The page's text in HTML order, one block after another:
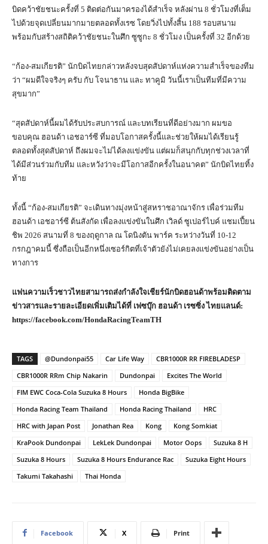
บิดคว้าชัยชนะครั้งที่ 5 ติดต่อกันมาครองได้สำเร็จ หลังผ่าน 8 ชั่วโมงที่เต็ม
ไปด้วยจุดเปลี่ยนมากมายตลอดทั้งเรซ โดยวิ่งไปทั้งสิ้น 188 รอบสนาม
พร้อมกับสร้างสถิติคว้าชัยชนะในศึก ซูซูกะ 8 ชั่วโมง เป็นครั้งที่ 32 อีกด้วย
“ก้อง-สมเกียรติ” นักบิดไทยกล่าวหลังจบสุดสัปดาห์แห่งความสำเร็จของทีม
ว่า “ผมดีใจจริงๆ ครับ กับ โจนาธาน และ ทาคูมิ วันนี้เราเป็นทีมที่มีความ
สุขมาก”
“สุดสัปดาห์นี้ผมได้รับประสบการณ์ และบทเรียนที่ดีอย่างมาก ผมขอ
ขอบคุณ ฮอนด้า เอชอาร์ซี ที่มอบโอกาสครั้งนี้และช่วยให้ผมได้เรียนรู้
ตลอดทั้งสุดสัปดาห์ ถึงผมจะไม่ได้ลงแข่งขัน แต่ผมก็สนุกกับทุกช่วงเวลาที่
ได้มีส่วนร่วมกับทีม และหวังว่าจะมีโอกาสอีกครั้งในอนาคต” นักบิดไทยทิ้ง
ท้าย
ทั้งนี้ “ก้อง-สมเกียรติ” จะเดินทางมุ่งหน้าสู่สหราชอาณาจักร เพื่อร่วมทีม
ฮอนด้า เอชอาร์ซี ต้นสังกัด เพื่อลงแข่งขันในศึก เวิลด์ ซูเปอร์ไบค์ แชมเปี้ยน
ชิพ 2026 สนามที่ 8 ของฤดูกาล ณ โดนิงตัน พาร์ค ระหว่างวันที่ 10-12
กรกฎาคมนี้ ซึ่งถือเป็นอีกหนึ่งเซอร์กิตที่เจ้าตัวยังไม่เคยลงแข่งขันอย่างเป็น
ทางการ
แฟนความเร็วชาวไทยสามารถส่งกำลังใจเชียร์นักบิดฮอนด้าพร้อมติดตาม
ข่าวสารและรายละเอียดเพิ่มเติมได้ที่ เฟซบุ๊ก ฮอนด้า เรซซิ่ง ไทยแลนด์:
https://facebook.com/HondaRacingTeamTH
TAGS @Dundonpai55 Car Life Way
CBR1000R RR FIREBLADESP
CBR1000R RRm Chip Nakarin
Dundonpai
Excites The World
FIM EWC Coca-Cola Suzuka 8 Hours
Honda BigBike
Honda Racing Team Thailand
Honda Racing Thailand
HRC
HRC with Japan Post
Jonathan Rea Kong
Kong Somkiat
KraPook Dundonpai
LekLek Dundonpai Motor Oops
Suzuka 8 H
Suzuka 8 Hours
Suzuka 8 Hours Endurance Rac
Suzuka Eight Hours
Takumi Takahashi
Thai Honda
Facebook X Print